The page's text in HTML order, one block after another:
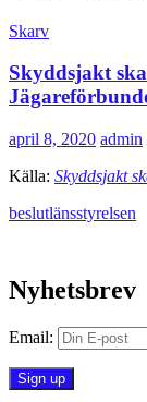
Skarv
Skyddsjakt
april 8, 2020 admin
Källa: Skyddsjakt
beslutlänsstyrelsen
Nyhetsbrev
Email: